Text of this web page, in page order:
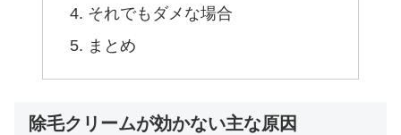
それでもダメな場合
まとめ
除毛クリームが効かない主な原因